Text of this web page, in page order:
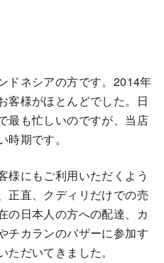
ドネシアの方です。2014年
客様がほとんどでした。日
最も忙しいのですが、当店
期です。
にもご利用いただくよう
正直、クディリだけでの売
の日本人の方への配達、カ
チカランのバザーに参加す
だいてきました。